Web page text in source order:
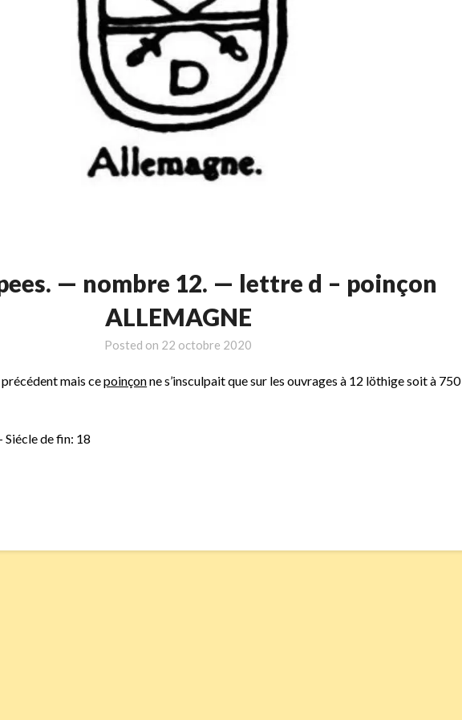
— nombre 12. — lettre d – poinçon
ALLEMAGNE
Posted on 22 octobre 2020
précédent mais cepoinçonne s’insculpait que sur les ouvrages à 12 löthige soit à 750
Siécle de fin: 18